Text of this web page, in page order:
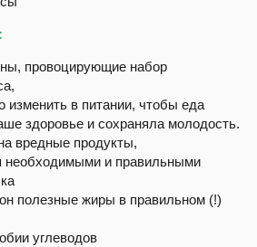
провоцирующие набор
изменить в питании, чтобы еда
здоровье и сохраняла молодость.
вредные продукты,
необходимыми и правильными
полезные жиры в правильном (!)
углеводов